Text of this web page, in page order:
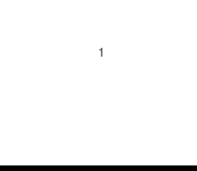
1